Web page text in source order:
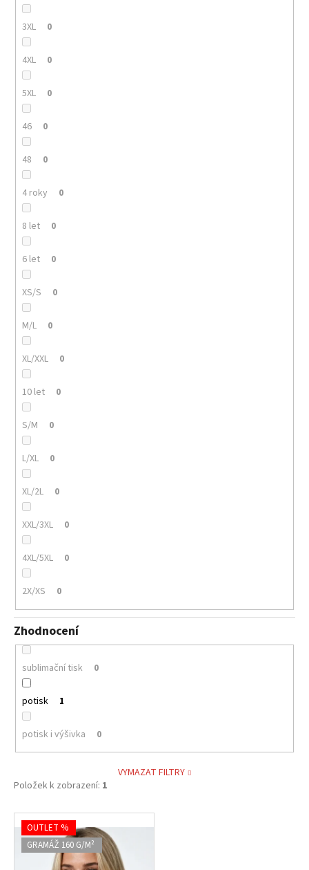
3XL 0
4XL 0
5XL 0
46 0
48 0
4 roky 0
8 let 0
6 let 0
XS/S 0
M/L 0
XL/XXL 0
10 let 0
S/M 0
L/XL 0
XL/2L 0
XXL/3XL 0
4XL/5XL 0
2X/XS 0
Zhodnocení
sublimační tisk 0
potisk 1
potisk i výšivka 0
VYMAZAT FILTRY
Položek k zobrazení: 1
V
ý
p
OUTLET %
GRAMÁŽ 160 G/M²